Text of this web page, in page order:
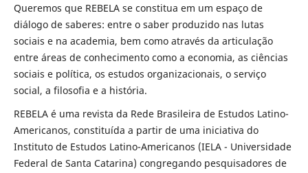
Queremos que REBELA se constitua em um espaço de
diálogo de saberes: entre o saber produzido nas lutas
sociais e na academia, bem como através da articulação
entre áreas de conhecimento como a economia, as ciências
sociais e política, os estudos organizacionais, o serviço
social, a filosofia e a história.
REBELA é uma revista da Rede Brasileira de Estudos Latino-
Americanos, constituída a partir de uma iniciativa do
Instituto de Estudos Latino-Americanos (IELA - Universidade
Federal de Santa Catarina) congregando pesquisadores de